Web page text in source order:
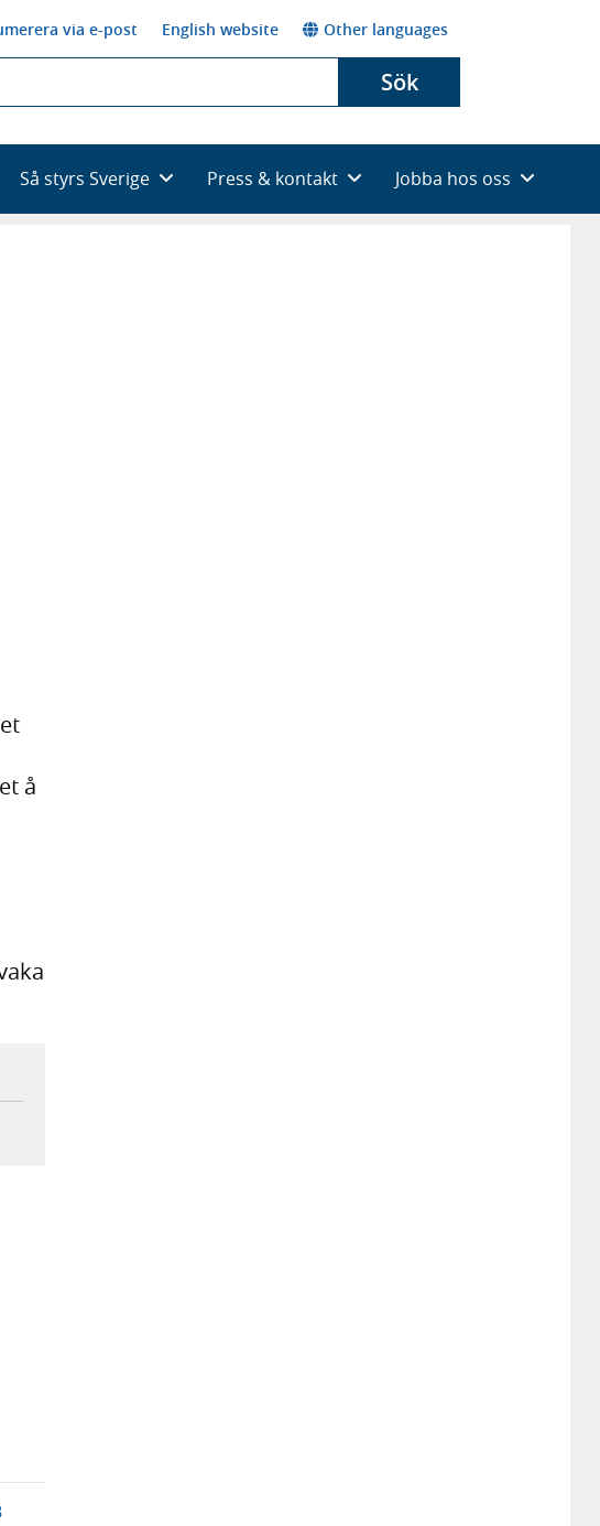
via e-post English website Other languages
Sök
Så styrs Sverige Press & kontakt Jobba hos oss
å